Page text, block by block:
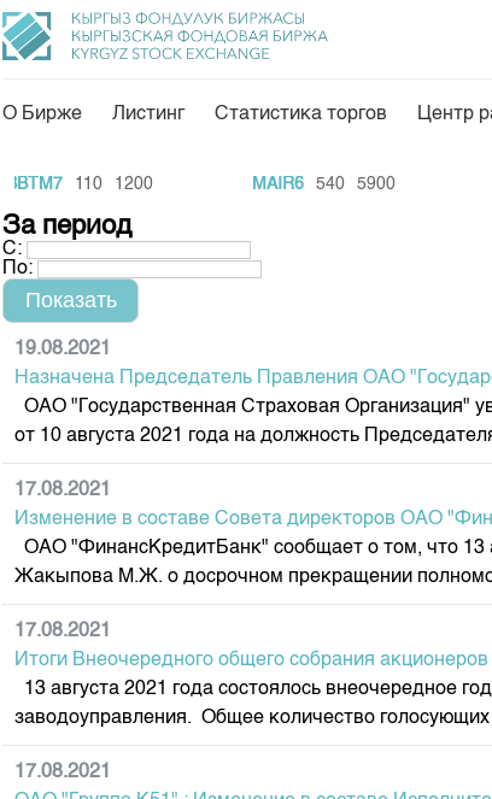
Общая информация
Акционеры
Руководство
Внутренний аудитор
Комитеты
Участники торгов
Cтратегия развития
Корпоративные документы
Аналитика
Финансовый
Пресс-клуб
О Бирже Листинг Статистика торгов Центр
110 1200 MAIR6 540 5900
За период
С:
По:
19.08.2021
Назначена Председатель Правления ОАО
ОАО "Государственная Страховая Организация"
от 10 августа 2021 года на должность
17.08.2021
Изменение в составе Совета директоров ОАО
ОАО "ФинансКредитБанк" сообщает о том, что 13
Жакыпова М.Ж. о досрочном прекращении
17.08.2021
Итоги Внеочередного общего собрания
13 августа 2021 года состоялось внеочередное
заводоуправления. Общее количество
17.08.2021